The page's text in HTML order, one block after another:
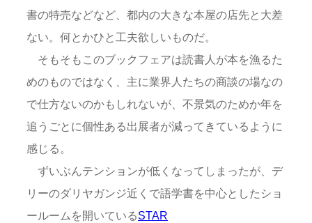
書の特売などなど、都内の大きな本屋の店先と大差
ない。何とかひと工夫欲しいものだ。
そもそもこのブックフェアは読書人が本を漁るた
めのものではなく、主に業界人たちの商談の場なの
で仕方ないのかもしれないが、不景気のためか年を
追うごとに個性ある出展者が減ってきているように
感じる。
ずいぶんテンションが低くなってしまったが、デ
リーのダリヤガンジ近くで語学書を中心としたショ
ールームを開いているSTAR